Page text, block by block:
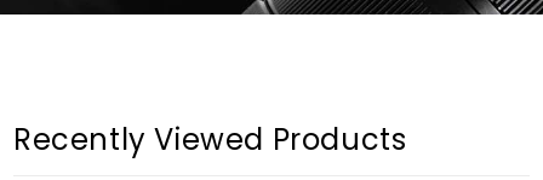
Recently Viewed Products